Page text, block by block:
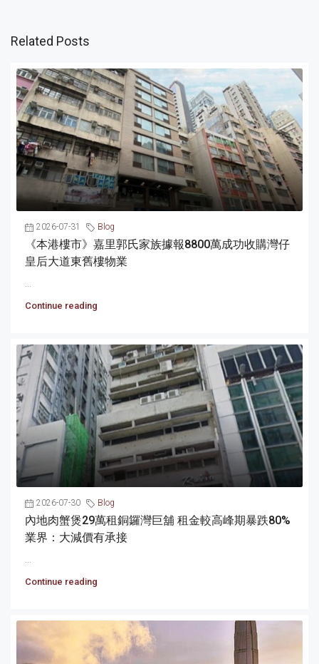
Related Posts
2026-07-31 Blog
《本港樓市》嘉里郭氏家族據報8800萬成功收購灣仔
皇后大道東舊樓物業
...
Continue reading
2026-07-30 Blog
內地肉蟹煲29萬租銅鑼灣巨舖 租金較高峰期暴跌80%
業界：大減價有承接
...
Continue reading